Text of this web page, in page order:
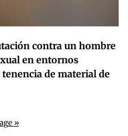
contra un hombre
en entornos
de material de
»